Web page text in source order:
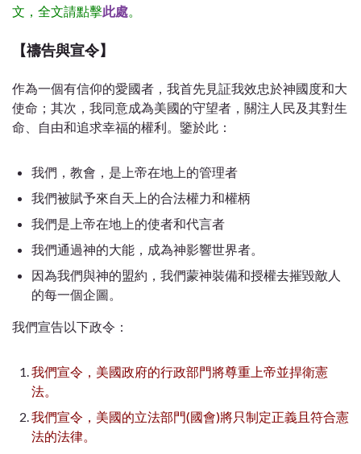
文，全文請點擊此處
【禱告與宣令】
作為一個有信仰的愛國者，我首先見証我效忠於神國度和大
使命；其次，我同意成為美國的守望者，關注人民及其對生
命、自由和追求幸福的權利。 鑒於此：
我們，教會，是上帝在地上的管理者
我們被賦予來自天上的合法權力和權柄
我們是上帝在地上的使者和代言者
我們通過神的大能，成為神影響世界者。
因為我們與神的盟約，我們蒙神裝備和授權去摧毀敵人
的每一個企圖。
我們宣告以下政令：
我們宣令，美國政府的行政部門將尊重上帝並捍衛憲
法。
我們宣令，美國的立法部門(國會)將只制定正義且符合憲
法的法律。